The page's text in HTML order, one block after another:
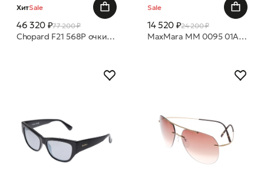
ХитSale
46 320 ₽77 200 ₽
Chopard F21 568P очки с/з
Sale
14 520 ₽24 200 ₽
MaxMara MM 0095 01A 56 очки с/з